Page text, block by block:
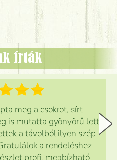
írták
meg a csokrot, sírt
is mutatta gyönyörű lett.
a távolból ilyen szép
a rendeléshez
profi, megbízható